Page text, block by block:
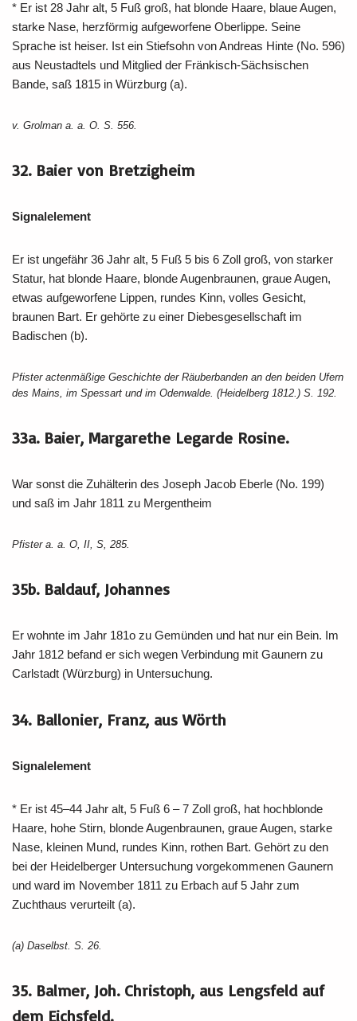
* Er ist 28 Jahr alt, 5 Fuß groß, hat blonde Haare, blaue Augen,
starke Nase, herzförmig aufgeworfene Oberlippe. Seine
Sprache ist heiser. Ist ein Stiefsohn von Andreas Hinte (No. 596)
aus Neustadtels und Mitglied der Fränkisch-Sächsischen
Bande, saß 1815 in Würzburg (a).
v. Grolman a. a. O. S. 556.
32. Baier von Bretzigheim
Signalelement
Er ist ungefähr 36 Jahr alt, 5 Fuß 5 bis 6 Zoll groß, von starker
Statur, hat blonde Haare, blonde Augenbraunen, graue Augen,
etwas aufgeworfene Lippen, rundes Kinn, volles Gesicht,
braunen Bart. Er gehörte zu einer Diebesgesellschaft im
Badischen (b).
Pfister actenmäßige Geschichte der Räuberbanden an den beiden Ufern
des Mains, im Spessart und im Odenwalde. (Heidelberg 1812.) S. 192.
33a. Baier, Margarethe Legarde Rosine.
War sonst die Zuhälterin des Joseph Jacob Eberle (No. 199)
und saß im Jahr 1811 zu Mergentheim
Pfister a. a. O, II, S, 285.
35b. Baldauf, Johannes
Er wohnte im Jahr 181o zu Gemünden und hat nur ein Bein. Im
Jahr 1812 befand er sich wegen Verbindung mit Gaunern zu
Carlstadt (Würzburg) in Untersuchung.
34. Ballonier, Franz, aus Wörth
Signalelement
* Er ist 45–44 Jahr alt, 5 Fuß 6 – 7 Zoll groß, hat hochblonde
Haare, hohe Stirn, blonde Augenbraunen, graue Augen, starke
Nase, kleinen Mund, rundes Kinn, rothen Bart. Gehört zu den
bei der Heidelberger Untersuchung vorgekommenen Gaunern
und ward im November 1811 zu Erbach auf 5 Jahr zum
Zuchthaus verurteilt (a).
(a) Daselbst. S. 26.
35. Balmer, Joh. Christoph, aus Lengsfeld auf
dem Eichsfeld.